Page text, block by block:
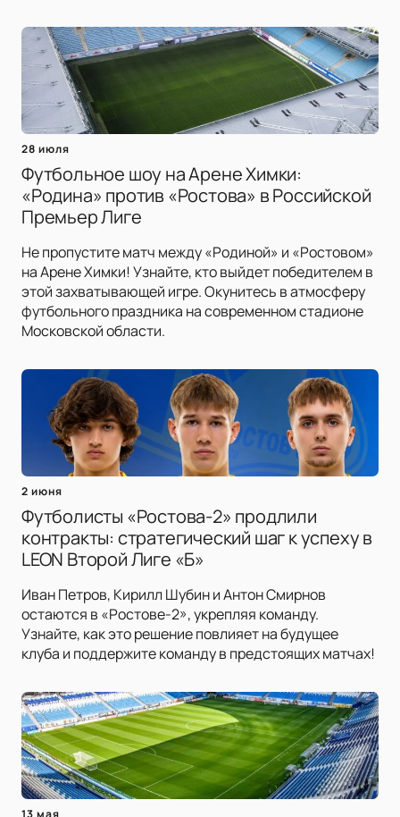
28 июля
Футбольное шоу на Арене Химки:
«Родина» против «Ростова» в Российской
Премьер Лиге
Не пропустите матч между «Родиной» и «Ростовом»
на Арене Химки! Узнайте, кто выйдет победителем в
этой захватывающей игре. Окунитесь в атмосферу
футбольного праздника на современном стадионе
Московской области.
2 июня
Футболисты «Ростова-2» продлили
контракты: стратегический шаг к успеху в
LEON Второй Лиге «Б»
Иван Петров, Кирилл Шубин и Антон Смирнов
остаются в «Ростове-2», укрепляя команду.
Узнайте, как это решение повлияет на будущее
клуба и поддержите команду в предстоящих матчах!